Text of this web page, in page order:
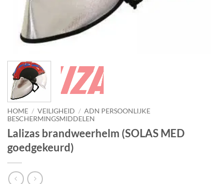
HOME / VEILIGHEID / ADN PERSOONLIJKE
BESCHERMINGSMIDDELEN
Lalizas brandweerhelm (SOLAS MED
goedgekeurd)